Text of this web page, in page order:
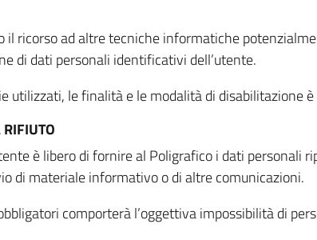
il ricorso ad altre tecniche informatiche
di dati personali identificativi dell’utente.
utilizzati, le finalità e le modalità di disabilitazione
RIFIUTO
è libero di fornire al Poligrafico i dati personali
di materiale informativo o di altre comunicazioni.
comporterà l’oggettiva impossibilità di